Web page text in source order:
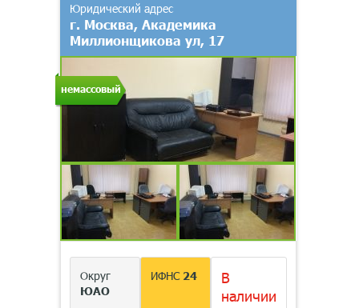
немассовый
Юридический адрес
г. Москва, Академика
Миллионщикова ул, 17
Округ
ЮАО
ИФНС 24
В
наличии